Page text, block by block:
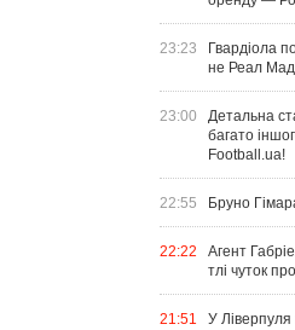
23:23
Гвардіола
не Реал
23:00
Детальна
багато
Football.ua!
22:55 Бруно
22:22
Агент
тлі чуток
21:51
У